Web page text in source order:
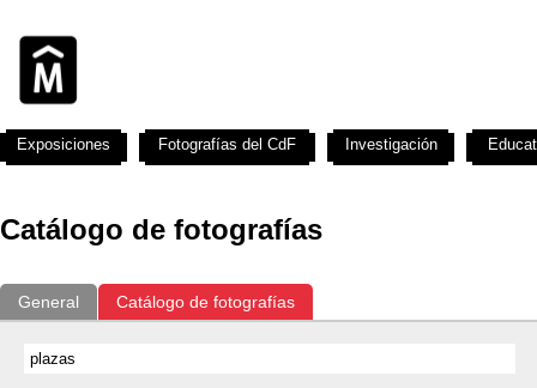
Catálogo de fotografías
General Catálogo de fotografías
Exposiciones Fotografías del CdF Investigación